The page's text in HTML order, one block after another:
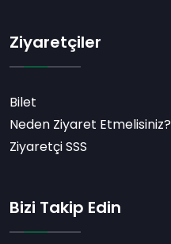
Ziyaretçiler
Bilet
Neden Ziyaret Etmelisiniz?
Ziyaretçi SSS
Bizi Takip Edin